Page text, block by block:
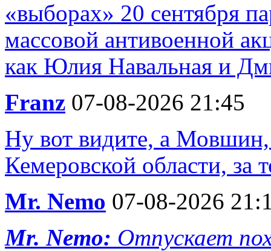
«выборах» 20 сентября
массовой антивоенной
как Юлия Навальная и
Franz 07-08-2026 21:45
Ну вот видите, а
Кемеровской области, за
Mr. Nemo 07-08-2026
Mr. Nemo: Отпускает